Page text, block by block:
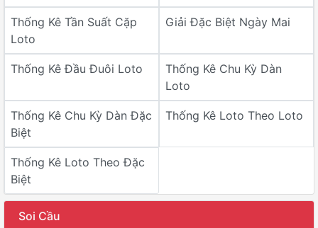
Thống Kê Tần Suất Cặp
Loto
Giải Đặc Biệt Ngày Mai
Thống Kê Đầu Đuôi Loto
Thống Kê Chu Kỳ Dàn
Loto
Thống Kê Chu Kỳ Dàn Đặc
Biệt
Thống Kê Loto Theo Loto
Thống Kê Loto Theo Đặc
Biệt
Soi Cầu